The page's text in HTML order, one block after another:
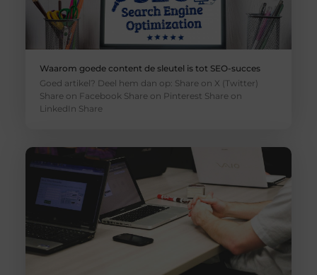
Waarom goede content de sleutel is tot SEO-succes
Goed artikel? Deel hem dan op: Share on X (Twitter)
Share on Facebook Share on Pinterest Share on
LinkedIn Share